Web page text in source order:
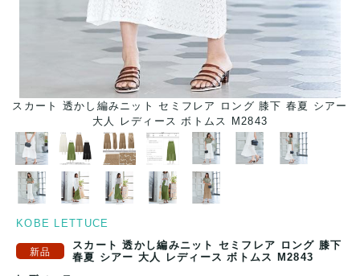
スカート 透かし編みニット セミフレア ロング 膝下 春夏 シアー
大人 レディース ボトムス M2843
KOBE LETTUCE
スカート 透かし編みニット セミフレア ロング 膝下
春夏 シアー 大人 レディース ボトムス M2843